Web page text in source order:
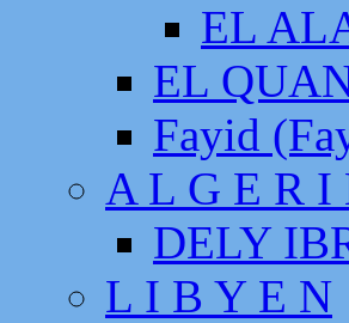
EL
EL
Fayid
A L G E R I
DELY
L I B Y E N